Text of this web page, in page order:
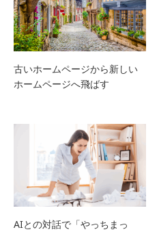
古いホームページから新しい
ホームページへ飛ばす
AIとの対話で「やっちまっ